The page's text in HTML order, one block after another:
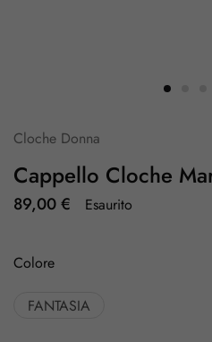
Cloche Donna
Cappello Cloche
89,00€ Esaurito
Colore
FANTASIA